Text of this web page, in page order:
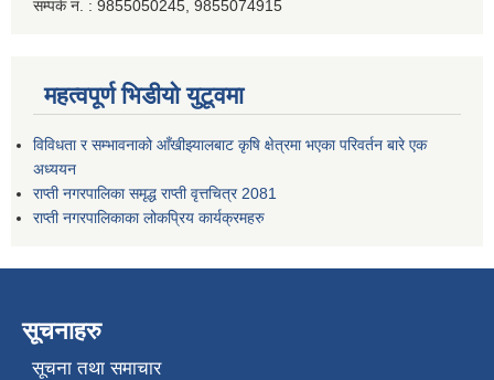
सम्पर्क नं. : 9855050245, 9855074915
महत्वपूर्ण भिडीयो युटूवमा
विविधता र सम्भावनाको आँखीझ्यालबाट कृषि क्षेत्रमा भएका परिवर्तन बारे एक
अध्ययन
राप्ती नगरपालिका समृद्ध राप्ती वृत्तचित्र 2081
राप्ती नगरपालिकाका लोकप्रिय कार्यक्रमहरु
सूचनाहरु
सूचना तथा समाचार